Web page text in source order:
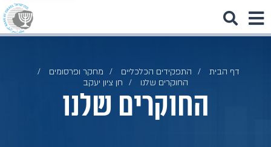
דף הבית התפקידים הכלכליים
מחקר ופרסומים
החוקרים שלנו
חן ציון יעקב
החוקרים שלנו